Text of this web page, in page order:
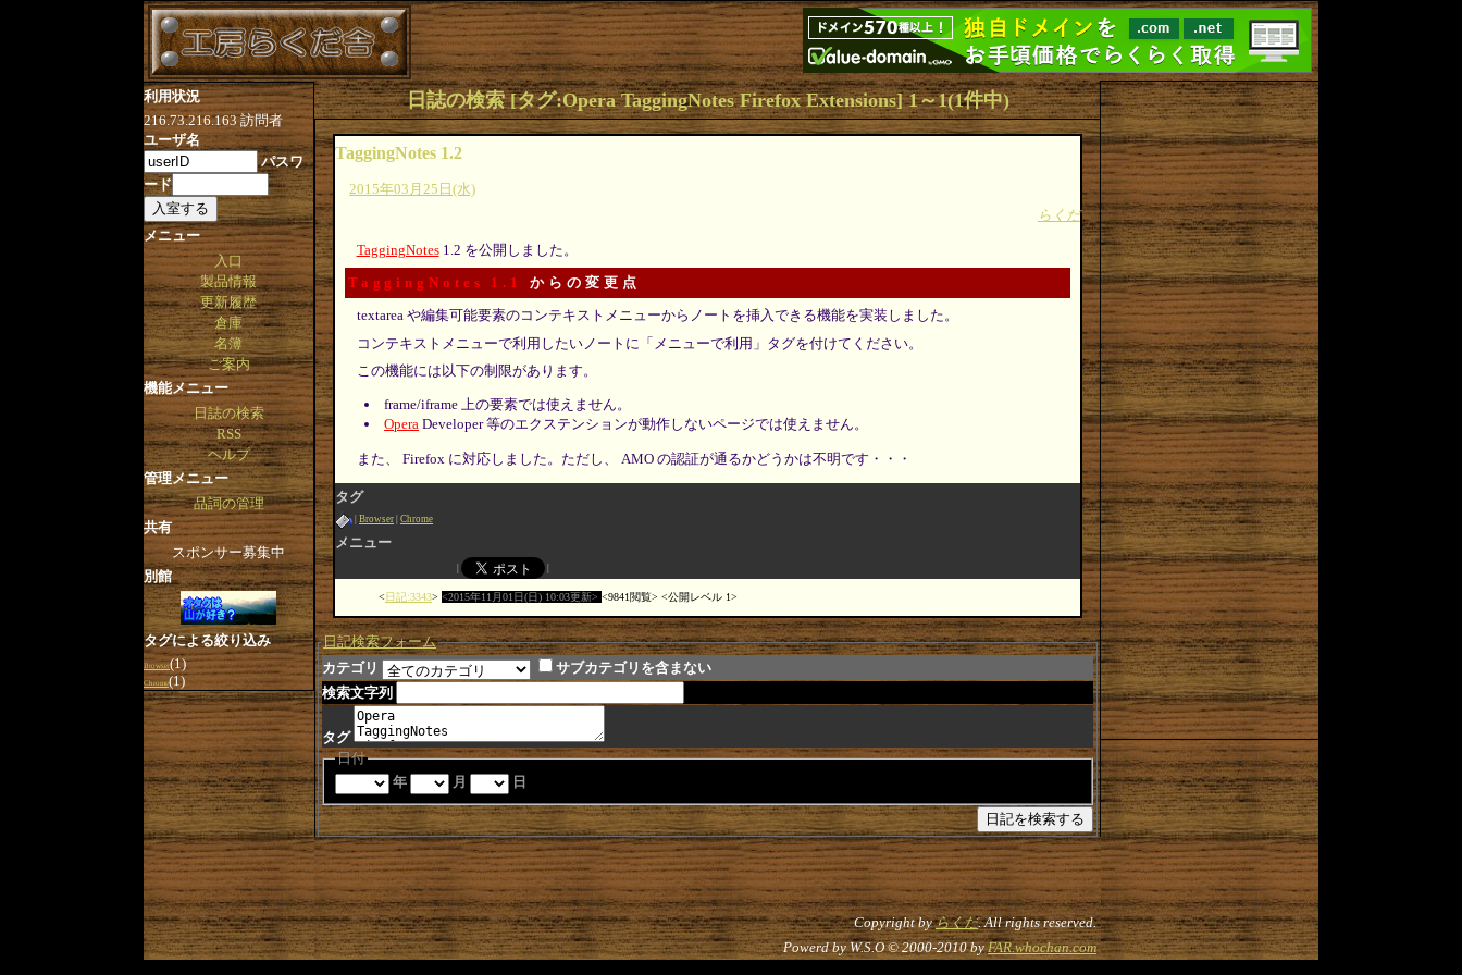
日誌の検索 [タグ:Opera TaggingNotes Firefox Extensions] 1～1(1件中)
TaggingNotes 1.2
2015年03月25日(水)
らくだ
TaggingNotes1.2 を公開しました。
TaggingNotes 1.1 からの変更点
textarea や編集可能要素のコンテキストメニューからノートを挿入できる機能を実装しました。
コンテキストメニューで利用したいノートに「メニューで利用」タグを付けてください。
この機能には以下の制限があります。
frame/iframe 上の要素では使えません。
Opera Developer 等のエクステンションが動作しないページでは使えません。
また、 Firefox に対応しました。ただし、 AMO の認証が通るかどうかは不明です・・・
タグ
Browser Chrome
メニュー
日記:3343 2015年11月01日(日) 10:03更新 9841閲覧 公開レベル 1
日記検索フォーム
カテゴリ
サブカテゴリを含まない
検索文字列
タグ
日付
年
月 日
利用状況
216.73.216.163訪問者
ユーザ名
パスワ
ード
メニュー
入口
製品情報
更新履歴
倉庫
名簿
ご案内
機能メニュー
日誌の検索
RSS
ヘルプ
管理メニュー
品詞の管理
共有
スポンサー募集中
別館
タグによる絞り込み
Browser(1)
Chrome(1)
Copyright byらくだ. All rights reserved.
Powerd by W.S.O © 2000-2010 byFAR.whochan.com